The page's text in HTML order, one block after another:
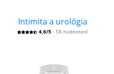
Intimita a urológia
4,6/5 · 58 hodnotení